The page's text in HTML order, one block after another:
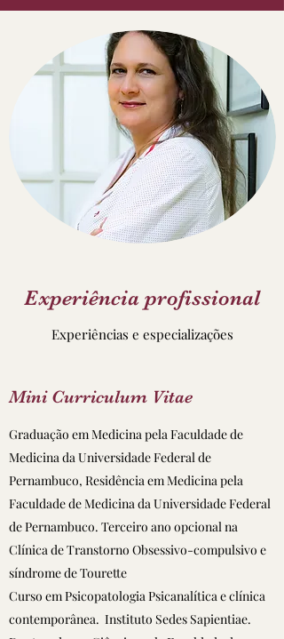
Experiência profissional
Experiências e especializações
Mini Curriculum Vitae
Graduação em Medicina pela Faculdade de
Medicina da Universidade Federal de
Pernambuco, Residência em Medicina pela
Faculdade de Medicina da Universidade Federal
de Pernambuco. Terceiro ano opcional na
Clínica de Transtorno Obsessivo-compulsivo e
síndrome de Tourette
Curso em Psicopatologia Psicanalítica e clínica
contemporânea. Instituto Sedes Sapientiae.